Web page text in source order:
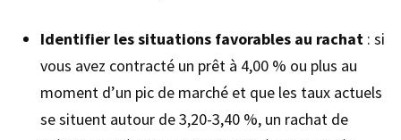
Identifier les situations favorables au rachat: si
vous avez contracté un prêt à 4,00 % ou plus au
moment d’un pic de marché et que les taux actuels
se situent autour de 3,20-3,40 %, un rachat de